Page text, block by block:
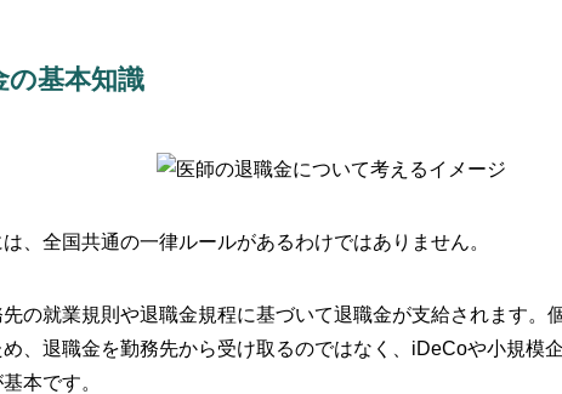
の基本知識
、全国共通の一律ルールがあるわけではありません。
の就業規則や退職金規程に基づいて退職金が支給されます。
、退職金を勤務先から受け取るのではなく、iDeCoや小規模
本です。